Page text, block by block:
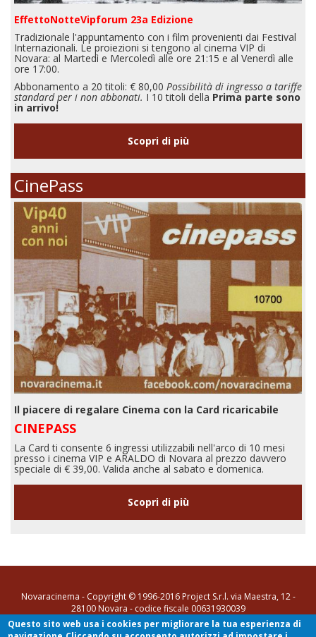
EffettoNotteVipforum 23a Edizione
Tradizionale l'appuntamento con i film provenienti dai Festival
Internazionali. Le proiezioni si tengono al cinema VIP di
Novara: al Martedì e Mercoledì alle ore 21:15 e al Venerdì alle
ore 17:00.
Abbonamento a 20 titoli: € 80,00 Possibilità di ingresso a tariffe
standard per i non abbonati. I 10 titoli della Prima parte sono
in arrivo!
Scopri di più
CinePass
Il piacere di regalare Cinema con la Card ricaricabile
CINEPASS
La Card ti consente 6 ingressi utilizzabili nell'arco di 10 mesi
presso i cinema VIP e ARALDO di Novara al prezzo davvero
speciale di € 39,00. Valida anche al sabato e domenica.
Scopri di più
Novaracinema - Copyright © 1996-2016 Project S.r.l. via Maestra, 12 -
28100 Novara - codice fiscale 00631930039
tel. 0321 35731- info@novaracinema.it
Questo sito web usa i cookies per migliorare la tua esperienza di